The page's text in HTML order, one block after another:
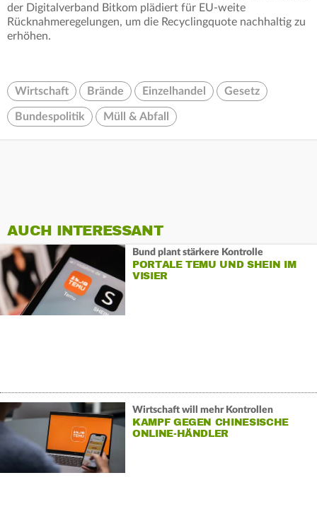
der Digitalverband Bitkom plädiert für EU-weite
Rücknahmeregelungen, um die Recyclingquote nachhaltig zu
erhöhen.
Wirtschaft Brände Einzelhandel Gesetz
Bundespolitik Müll & Abfall
AUCH INTERESSANT
Bund plant stärkere Kontrolle
PORTALE TEMU UND SHEIN IM
VISIER
Wirtschaft will mehr Kontrollen
KAMPF GEGEN CHINESISCHE
ONLINE-HÄNDLER